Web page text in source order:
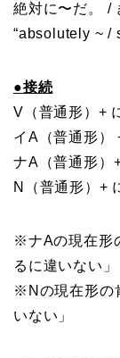
絶対に〜だ。 /
“absolutely ~ /
●接続
V （普通形）+
イA（普通形）
ナA（普通形）
N（普通形）+
※ナAの現在形
るに違いない」
※Nの現在形の
いない」